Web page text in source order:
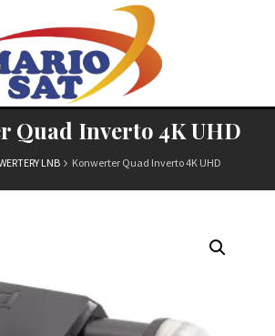
Quad Inverto 4K UHD
LNB Konwerter Quad Inverto 4K UHD